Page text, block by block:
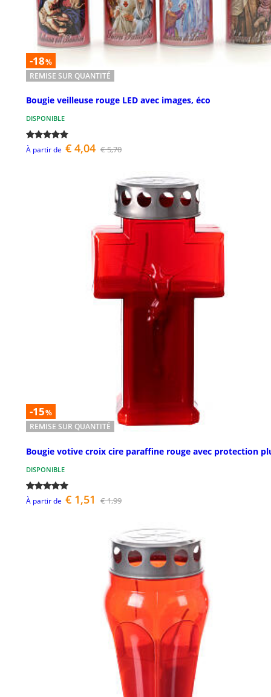
-18%
REMISE SUR QUANTITÉ
Bougie veilleuse rouge LED avec images, éco
DISPONIBLE
À partir de € 4,04 € 5,70
-15%
REMISE SUR QUANTITÉ
Bougie votive croix cire paraffine rouge avec protection
DISPONIBLE
À partir de € 1,51 € 1,99